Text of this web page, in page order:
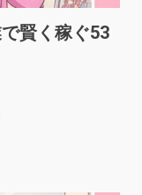
賢く稼ぐ53